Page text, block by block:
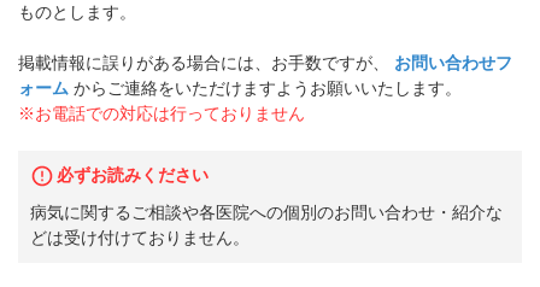
ものとします。
掲載情報に誤りがある場合には、お手数ですが、
お問い合わせフ
ォーム からご連絡をいただけますようお願いいたします。
※お電話での対応は行っておりません
必ずお読みください
病気に関するご相談や各医院への個別のお問い合わせ・紹介な
どは受け付けておりません。